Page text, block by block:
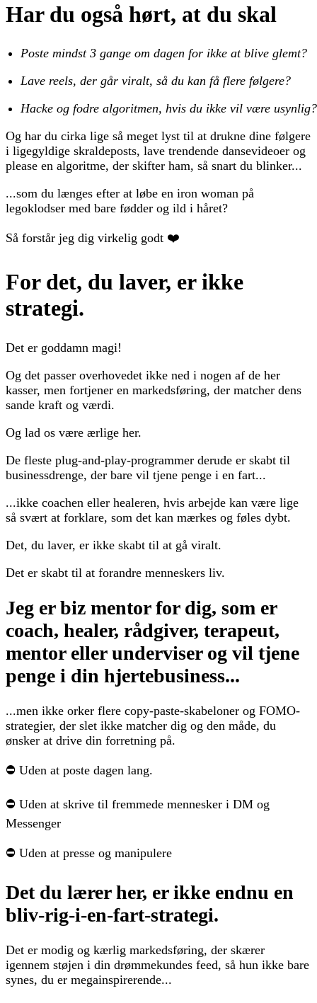
Har du også hørt, at du skal
Poste mindst 3 gange om dagen for ikke at blive glemt?
Lave reels, der går viralt, så du kan få flere følgere?
Hacke og fodre algoritmen, hvis du ikke vil være usynlig?
Og har du cirka lige så meget lyst til at drukne dine følgere
i ligegyldige skraldeposts, lave trendende dansevideoer og
please en algoritme, der skifter ham, så snart du blinker...
...som du længes efter at løbe en iron woman på
legoklodser med bare fødder og ild i håret?
Så forstår jeg dig virkelig godt ❤️
For det, du laver, er ikke
strategi.
Det er goddamn magi!
Og det passer overhovedet ikke ned i nogen af de her
kasser, men fortjener en markedsføring, der matcher dens
sande kraft og værdi.
Og lad os være ærlige her.
De fleste plug-and-play-programmer derude er skabt til
businessdrenge, der bare vil tjene penge i en fart...
...ikke coachen eller healeren, hvis arbejde kan være lige
så svært at forklare, som det kan mærkes og føles dybt.
Det, du laver, er ikke skabt til at gå viralt.
Det er skabt til at forandre menneskers liv.
Jeg er biz mentor for dig, som er
coach, healer, rådgiver, terapeut,
mentor eller underviser og vil tjene
penge i din hjertebusiness...
...men ikke orker flere copy-paste-skabeloner og FOMO-
strategier, der slet ikke matcher dig og den måde, du
ønsker at drive din forretning på.
⛔️ Uden at poste dagen lang.
⛔️ Uden at skrive til fremmede mennesker i DM og
Messenger
⛔️ Uden at presse og manipulere
Det du lærer her, er ikke endnu en
bliv-rig-i-en-fart-strategi.
Det er modig og kærlig markedsføring, der skærer
igennem støjen i din drømmekundes feed, så hun ikke bare
synes, du er megainspirerende...